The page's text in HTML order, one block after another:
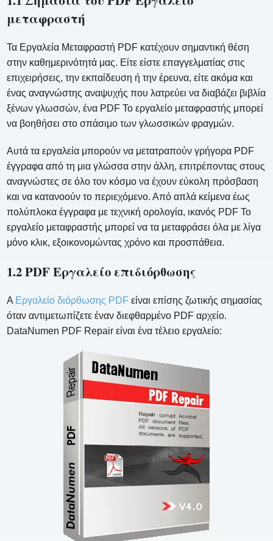
μεταφραστή
Τα Εργαλεία Μεταφραστή PDF κατέχουν σημαντική θέση
στην καθημερινότητά μας. Είτε είστε επαγγελματίας στις
επιχειρήσεις, την εκπαίδευση ή την έρευνα, είτε ακόμα και
ένας αναγνώστης αναψυχής που λατρεύει να διαβάζει βιβλία
ξένων γλωσσών, ένα PDF Το εργαλείο μεταφραστής μπορεί
να βοηθήσει στο σπάσιμο των γλωσσικών φραγμών.
Αυτά τα εργαλεία μπορούν να μετατραπούν γρήγορα PDF
έγγραφα από τη μια γλώσσα στην άλλη, επιτρέποντας στους
αναγνώστες σε όλο τον κόσμο να έχουν εύκολη πρόσβαση
και να κατανοούν το περιεχόμενο. Από απλά κείμενα έως
πολύπλοκα έγγραφα με τεχνική ορολογία, ικανός PDF Το
εργαλείο μεταφραστής μπορεί να τα μεταφράσει όλα με λίγα
μόνο κλικ, εξοικονομώντας χρόνο και προσπάθεια.
1.2 PDF Εργαλείο επιδιόρθωσης
A Εργαλείο διόρθωσης PDF είναι επίσης ζωτικής σημασίας
όταν αντιμετωπίζετε έναν διεφθαρμένο PDF αρχείο.
DataNumen PDF Repair είναι ένα τέλειο εργαλείο: